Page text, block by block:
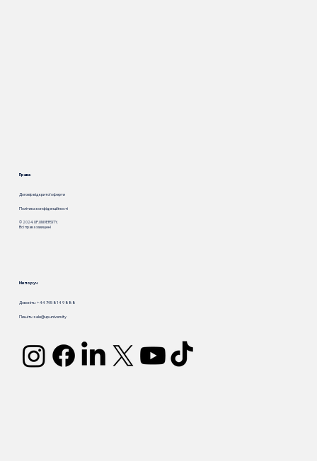
Права
Договір відкритої оферти
Політика конфіденційності
© 2024. UP.UNIVERSITY.
Всі права захищені
Ми поруч
Пишіть:sale@up.university
Дзвоніть: +44 745 814 9 888